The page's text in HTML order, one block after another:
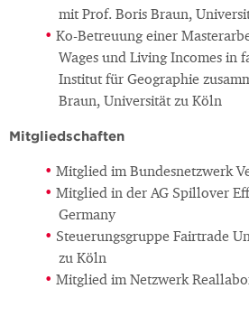
mit Prof. Boris Braun,
Ko-Betreuung einer
Wages und Living Incomes in
Institut für Geographie
Braun, Universität zu Köln
Mitgliedschaften
Mitglied im Bundesnetzwerk
Mitglied in der AG Spillover
Germany
Steuerungsgruppe Fairtrade
zu Köln
Mitglied im Netzwerk